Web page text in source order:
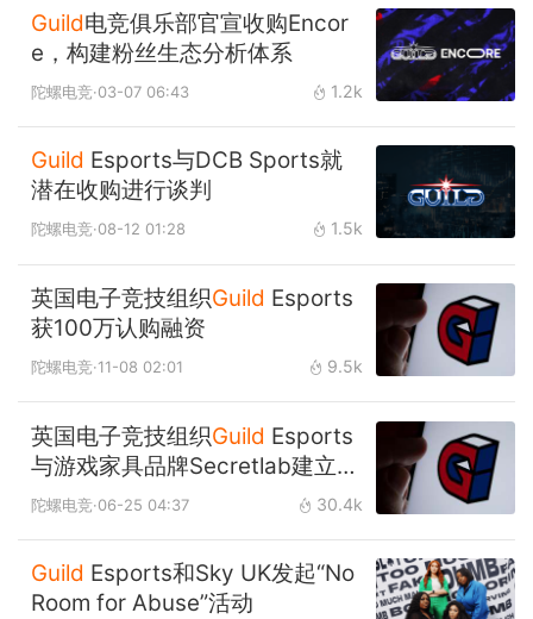
Guild电竞俱乐部官宣收购Encor
e，构建粉丝生态分析体系
陀螺电竞·03-07 06:43 1.2k
Guild Esports与DCB Sports就
潜在收购进行谈判
陀螺电竞·08-12 01:28 1.5k
英国电子竞技组织Guild Esports
获100万认购融资
陀螺电竞·11-08 02:01 9.5k
英国电子竞技组织Guild Esports
与游戏家具品牌Secretlab建立合
作伙伴关系
陀螺电竞·06-25 04:37 30.4k
Guild Esports和Sky UK发起“No
Room for Abuse”活动